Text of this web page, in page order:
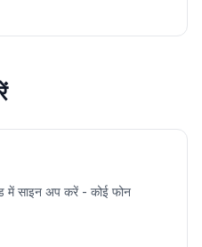
साइन अप करें - कोई फोन